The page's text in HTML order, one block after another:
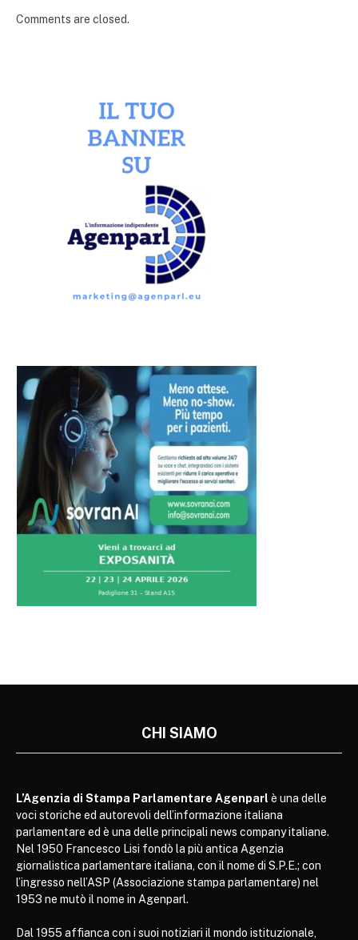
Comments are closed.
CHI SIAMO
L’Agenzia di Stampa Parlamentare Agenparl è una delle
voci storiche ed autorevoli dell’informazione italiana
parlamentare ed è una delle principali news company italiane.
Nel 1950 Francesco Lisi fondò la più antica Agenzia
giornalistica parlamentare italiana, con il nome di S.P.E.; con
l’ingresso nell’ASP (Associazione stampa parlamentare) nel
1953 ne mutò il nome in Agenparl.
Dal 1955 affianca con i suoi notiziari il mondo istituzionale,